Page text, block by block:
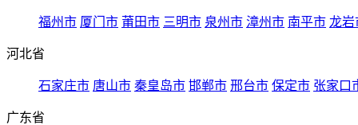
福州市 厦门市 莆田市 三明市 泉州市 漳州市 南平市 龙岩
河北省
石家庄市 唐山市 秦皇岛市 邯郸市 邢台市 保定市 张家口
广东省